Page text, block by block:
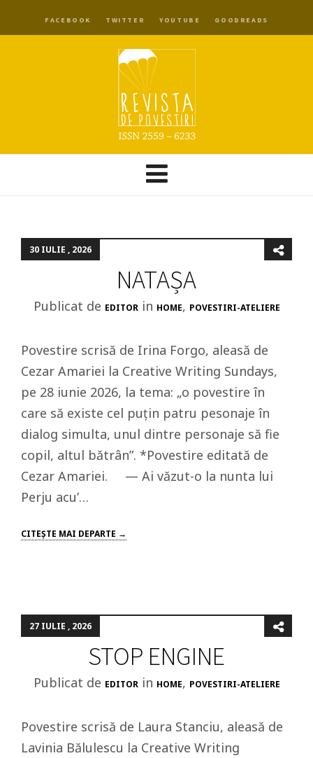
FACEBOOK TWITTER YOUTUBE GOODREADS
30 IULIE , 2026
NATAȘA
Publicat de EDITOR in HOME, POVESTIRI-ATELIERE
Povestire scrisă de Irina Forgo, aleasă de
Cezar Amariei la Creative Writing Sundays,
pe 28 iunie 2026, la tema: „o povestire în
care să existe cel puțin patru pesonaje în
dialog simulta, unul dintre personaje să fie
copil, altul bătrân”. *Povestire editată de
Cezar Amariei. — Ai văzut-o la nunta lui
Perju acu’…
CITEŞTE MAI DEPARTE →
27 IULIE , 2026
STOP ENGINE
Publicat de EDITOR in HOME, POVESTIRI-ATELIERE
Povestire scrisă de Laura Stanciu, aleasă de
Lavinia Bălulescu la Creative Writing